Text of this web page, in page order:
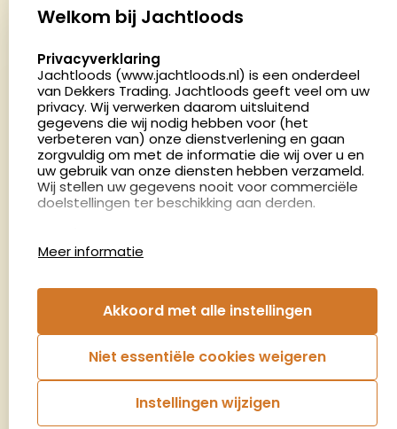
Palenrij 1
Nederland
4.8
2879 beoordelingen
Openingstijden
Dinsdag en donderdag: 13:00 - 17:00 én 18:00 - 21:00
uur
Afspraak maken
Nieuwsbrief
€5,- kortingsbon voor uw volgende bestelling.
Blijf op de hoogte van het laatste nieuws
Welkom bij Jachtloods
select language
Privacyverklaring
Jachtloods (www.jachtloods.nl) is een onderdeel
van Dekkers Trading. Jachtloods geeft veel om uw
privacy. Wij verwerken daarom uitsluitend
gegevens die wij nodig hebben voor (het
verbeteren van) onze dienstverlening en gaan
zorgvuldig om met de informatie die wij over u en
uw gebruik van onze diensten hebben verzameld.
Wij stellen uw gegevens nooit voor commerciële
doelstellingen ter beschikking aan derden.
gebruiken en hoe effectief de Adwords-
advertenties van Dekkers trading bij Google
zoekresultaatpagina’s zijn. De aldus verkregen
informatie wordt, met inbegrip van het adres van
uw computer (IP-adres), overgebracht naar en
door Google opgeslagen op servers in de
Verenigde Staten. Lees het privacybeleid van
Meer informatie
Akkoord met alle instellingen
Niet essentiële cookies weigeren
Instellingen wijzigen